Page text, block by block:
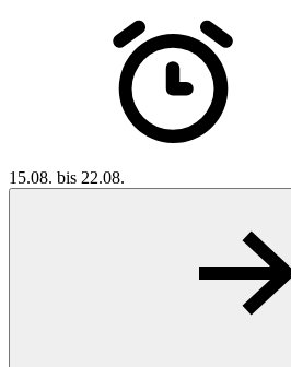
15.08. bis 22.08.